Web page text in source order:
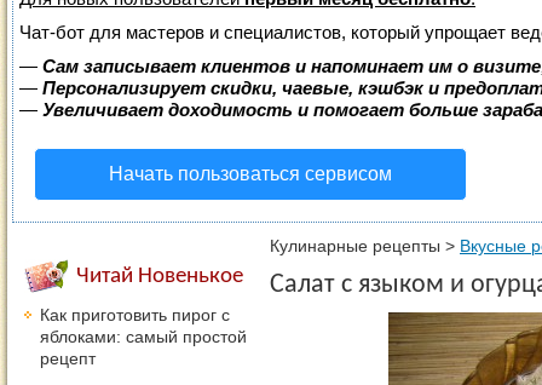
Чат-бот для мастеров и специалистов, который упрощает
— Сам записывает клиентов и напоминает им о
— Персонализирует скидки, чаевые, кэшбэк и
— Увеличивает доходимость и помогает больше
Начать пользоваться сервисом
Кулинарные рецепты > Вкусные
Салат с языком и
Читай Новенькое
Как приготовить пирог с
яблоками: самый простой
рецепт